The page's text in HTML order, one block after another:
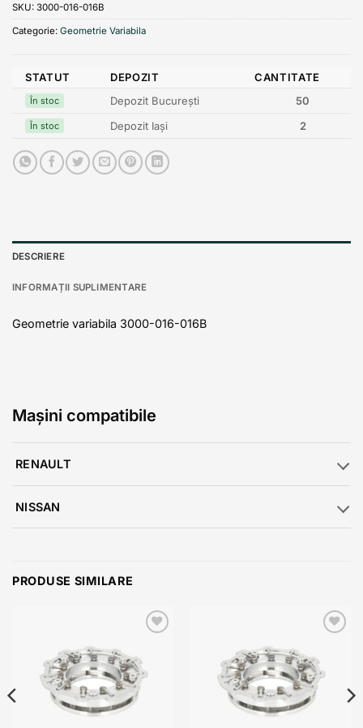
SKU: 3000-016-016B
Categorie: Geometrie Variabila
STATUT DEPOZIT CANTITATE
În stoc Depozit București 50
În stoc Depozit Iași 2
DESCRIERE
INFORMAȚII SUPLIMENTARE
Geometrie variabila 3000-016-016B
Mașini compatibile
RENAULT
NISSAN
PRODUSE SIMILARE